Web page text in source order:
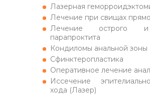
Лазерная
Лечение при свищах
Лечение острого и
парапроктита
Кондиломы анальной зоны
Сфинктеропластика
Оперативное лечение
Иссечение
хода (Лазер)